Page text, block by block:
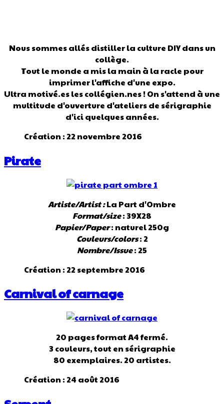
Nous sommes allés distiller la culture DIY dans un
collège.
Tout le monde a mis la main à la racle pour
imprimer l'affiche d'une expo.
Ultra motivé.es les collégien.nes ! On s'attend à une
multitude d'ouverture d'ateliers de sérigraphie
d'ici quelques années.
Création : 22 novembre 2016
Pirate
Artiste/Artist :La Part d'Ombre
Format/size: 39X28
Papier/Paper: naturel 250g
Couleurs/colors: 2
Nombre/Issue: 25
Création : 22 septembre 2016
Carnival of carnage
20 pages format A4 fermé.
3 couleurs, tout en sérigraphie
80 exemplaires. 20 artistes.
Création : 24 août 2016